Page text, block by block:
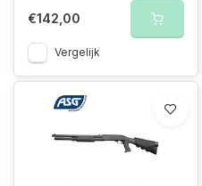
€142,00
Vergelijk